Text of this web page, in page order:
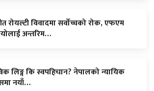
रोयल्टी विवादमा सर्वोच्चको रोक, एफएम
अन्तरिम…
लिङ्ग कि स्वपहिचान? नेपालको न्यायिक
नयाँ…